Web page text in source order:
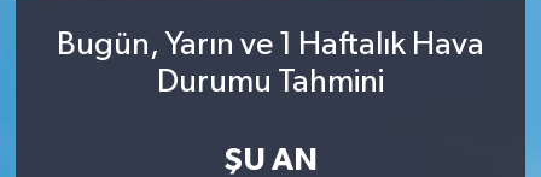
Bugün, Yarın ve 1 Haftalık Hava
Durumu Tahmini
ŞU AN
Tüm Manşetler